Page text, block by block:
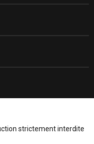
strictement interdite